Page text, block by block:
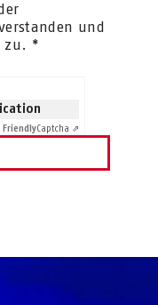
und
zu. *
FriendlyCaptcha ⇗